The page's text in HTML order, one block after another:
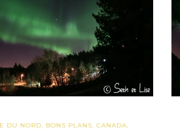
DU NORD, BONS PLANS, CANADA,